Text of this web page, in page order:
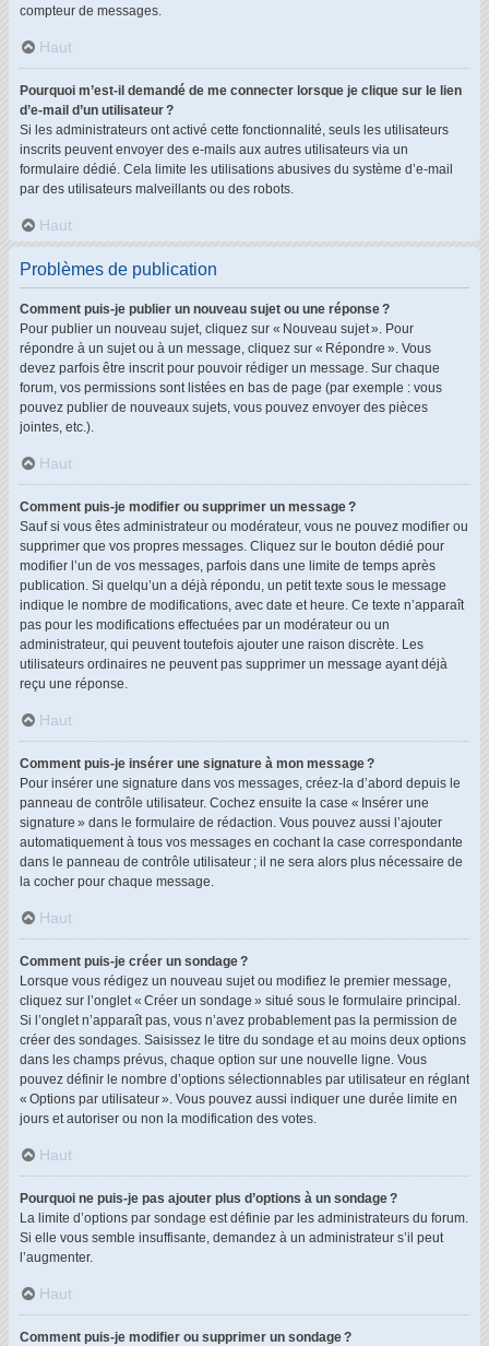
compteur de messages.
Haut
Pourquoi m’est-il demandé de me connecter lorsque je clique sur le lien
d’e-mail d’un utilisateur ?
Si les administrateurs ont activé cette fonctionnalité, seuls les utilisateurs
inscrits peuvent envoyer des e-mails aux autres utilisateurs via un
formulaire dédié. Cela limite les utilisations abusives du système d’e-mail
par des utilisateurs malveillants ou des robots.
Haut
Problèmes de publication
Comment puis-je publier un nouveau sujet ou une réponse ?
Pour publier un nouveau sujet, cliquez sur « Nouveau sujet ». Pour
répondre à un sujet ou à un message, cliquez sur « Répondre ». Vous
devez parfois être inscrit pour pouvoir rédiger un message. Sur chaque
forum, vos permissions sont listées en bas de page (par exemple : vous
pouvez publier de nouveaux sujets, vous pouvez envoyer des pièces
jointes, etc.).
Haut
Comment puis-je modifier ou supprimer un message ?
Sauf si vous êtes administrateur ou modérateur, vous ne pouvez modifier ou
supprimer que vos propres messages. Cliquez sur le bouton dédié pour
modifier l’un de vos messages, parfois dans une limite de temps après
publication. Si quelqu’un a déjà répondu, un petit texte sous le message
indique le nombre de modifications, avec date et heure. Ce texte n’apparaît
pas pour les modifications effectuées par un modérateur ou un
administrateur, qui peuvent toutefois ajouter une raison discrète. Les
utilisateurs ordinaires ne peuvent pas supprimer un message ayant déjà
reçu une réponse.
Haut
Comment puis-je insérer une signature à mon message ?
Pour insérer une signature dans vos messages, créez-la d’abord depuis le
panneau de contrôle utilisateur. Cochez ensuite la case « Insérer une
signature » dans le formulaire de rédaction. Vous pouvez aussi l’ajouter
automatiquement à tous vos messages en cochant la case correspondante
dans le panneau de contrôle utilisateur ; il ne sera alors plus nécessaire de
la cocher pour chaque message.
Haut
Comment puis-je créer un sondage ?
Lorsque vous rédigez un nouveau sujet ou modifiez le premier message,
cliquez sur l’onglet « Créer un sondage » situé sous le formulaire principal.
Si l’onglet n’apparaît pas, vous n’avez probablement pas la permission de
créer des sondages. Saisissez le titre du sondage et au moins deux options
dans les champs prévus, chaque option sur une nouvelle ligne. Vous
pouvez définir le nombre d’options sélectionnables par utilisateur en réglant
« Options par utilisateur ». Vous pouvez aussi indiquer une durée limite en
jours et autoriser ou non la modification des votes.
Haut
Pourquoi ne puis-je pas ajouter plus d’options à un sondage ?
La limite d’options par sondage est définie par les administrateurs du forum.
Si elle vous semble insuffisante, demandez à un administrateur s’il peut
l’augmenter.
Haut
Comment puis-je modifier ou supprimer un sondage ?